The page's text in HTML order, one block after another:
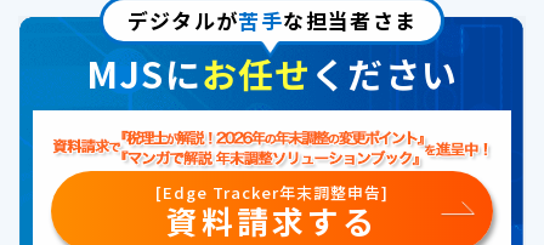
デジタルが苦手な担当者さま
MJSにお任せください
[Edge Tracker年末調整申告]
資料請求する